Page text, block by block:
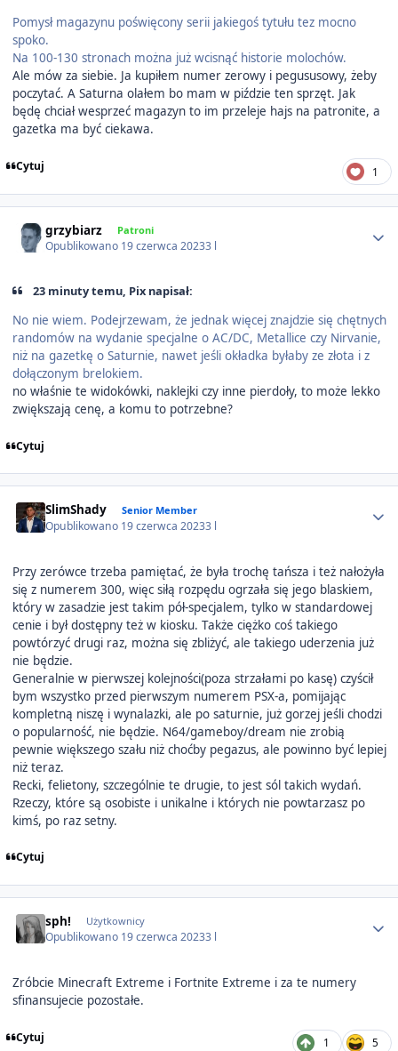
Pomysł magazynu poświęcony serii jakiegoś tytułu tez mocno
spoko.
Na 100-130 stronach można już wcisnąć historie molochów.
Ale mów za siebie. Ja kupiłem numer zerowy i pegususowy, żeby
poczytać. A Saturna olałem bo mam w piździe ten sprzęt. Jak
będę chciał wesprzeć magazyn to im przeleje hajs na patronite, a
gazetka ma być ciekawa.
Cytuj 1
grzybiarz Patroni
Opublikowano 19 czerwca 20233 l
23 minuty temu, Pix napisał:
No nie wiem. Podejrzewam, że jednak więcej znajdzie się chętnych
randomów na wydanie specjalne o AC/DC, Metallice czy Nirvanie,
niż na gazetkę o Saturnie, nawet jeśli okładka byłaby ze złota i z
dołączonym brelokiem.
no właśnie te widokówki, naklejki czy inne pierdoły, to może lekko
zwiększają cenę, a komu to potrzebne?
Cytuj
SlimShady Senior Member
Opublikowano 19 czerwca 20233 l
Przy zerówce trzeba pamiętać, że była trochę tańsza i też nałożyła
się z numerem 300, więc siłą rozpędu ogrzała się jego blaskiem,
który w zasadzie jest takim pół-specjalem, tylko w standardowej
cenie i był dostępny też w kiosku. Także ciężko coś takiego
powtórzyć drugi raz, można się zbliżyć, ale takiego uderzenia już
nie będzie.
Generalnie w pierwszej kolejności(poza strzałami po kasę) czyścił
bym wszystko przed pierwszym numerem PSX-a, pomijając
kompletną niszę i wynalazki, ale po saturnie, już gorzej jeśli chodzi
o popularność, nie będzie. N64/gameboy/dream nie zrobią
pewnie większego szału niż choćby pegazus, ale powinno być lepiej
niż teraz.
Recki, felietony, szczególnie te drugie, to jest sól takich wydań.
Rzeczy, które są osobiste i unikalne i których nie powtarzasz po
kimś, po raz setny.
Cytuj
sph! Użytkownicy
Opublikowano 19 czerwca 20233 l
Zróbcie Minecraft Extreme i Fortnite Extreme i za te numery
sfinansujecie pozostałe.
Cytuj 1 5